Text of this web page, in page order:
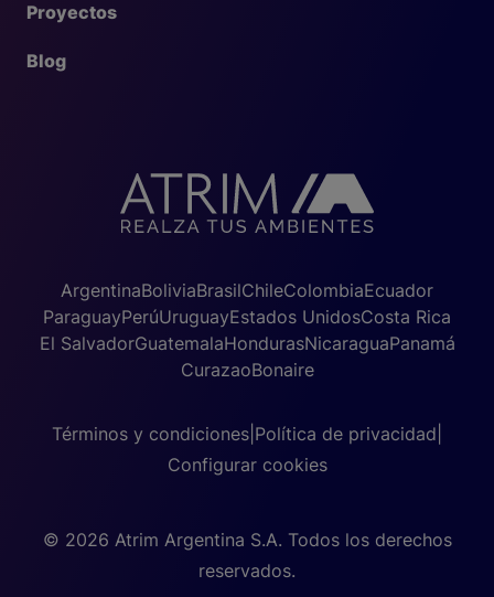
Proyectos
Blog
ArgentinaBoliviaBrasilChileColombiaEcuador
ParaguayPerúUruguayEstados UnidosCosta Rica
El SalvadorGuatemalaHondurasNicaraguaPanamá
CurazaoBonaire
Términos y condiciones Política de privacidad
Configurar cookies
© 2026 Atrim Argentina S.A. Todos los derechos
reservados.